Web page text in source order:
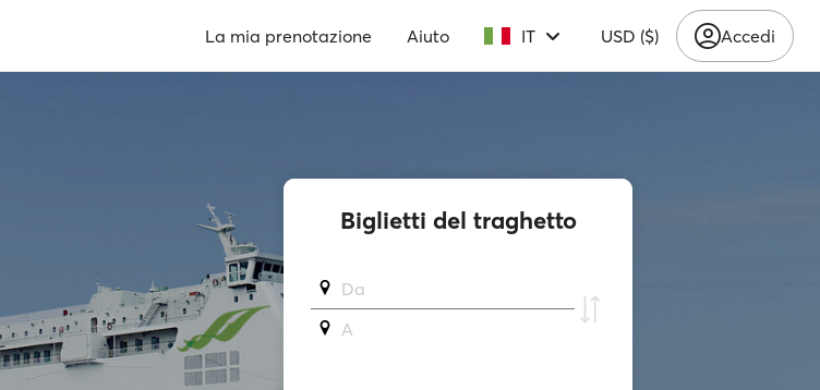
La mia prenotazione Aiuto IT USD ($) Accedi
Biglietti del traghetto
Da
A